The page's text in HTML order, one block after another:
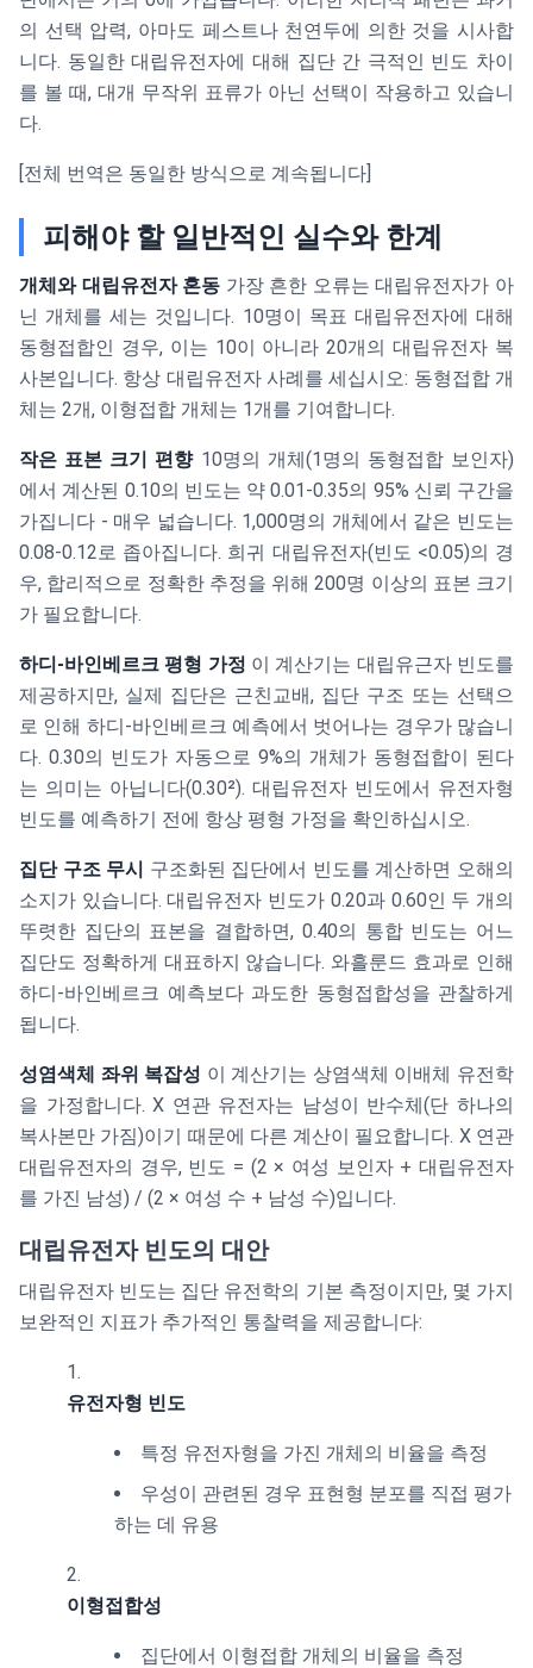
의 선택 압력, 아마도 페스트나 천연두에 의한 것을 시사합
니다. 동일한 대립유전자에 대해 집단 간 극적인 빈도 차이
를 볼 때, 대개 무작위 표류가 아닌 선택이 작용하고 있습니
다.
[전체 번역은 동일한 방식으로 계속됩니다]
피해야 할 일반적인 실수와 한계
개체와 대립유전자 혼동 가장 흔한 오류는 대립유전자가 아
닌 개체를 세는 것입니다. 10명이 목표 대립유전자에 대해
동형접합인 경우, 이는 10이 아니라 20개의 대립유전자 복
사본입니다. 항상 대립유전자 사례를 세십시오: 동형접합 개
체는 2개, 이형접합 개체는 1개를 기여합니다.
작은 표본 크기 편향10명의 개체(1명의 동형접합 보인자)
에서 계산된 0.10의 빈도는 약 0.01-0.35의 95% 신뢰 구간을
가집니다 - 매우 넓습니다. 1,000명의 개체에서 같은 빈도는
0.08-0.12로 좁아집니다. 희귀 대립유전자(빈도 <0.05)의 경
우, 합리적으로 정확한 추정을 위해 200명 이상의 표본 크기
가 필요합니다.
하디-바인베르크 평형 가정 이 계산기는 대립유근자 빈도를
제공하지만, 실제 집단은 근친교배, 집단 구조 또는 선택으
로 인해 하디-바인베르크 예측에서 벗어나는 경우가 많습니
다. 0.30의 빈도가 자동으로 9%의 개체가 동형접합이 된다
는 의미는 아닙니다(0.30²). 대립유전자 빈도에서 유전자형
빈도를 예측하기 전에 항상 평형 가정을 확인하십시오.
집단 구조 무시 구조화된 집단에서 빈도를 계산하면 오해의
소지가 있습니다. 대립유전자 빈도가 0.20과 0.60인 두 개의
뚜렷한 집단의 표본을 결합하면, 0.40의 통합 빈도는 어느
집단도 정확하게 대표하지 않습니다. 와흘룬드 효과로 인해
하디-바인베르크 예측보다 과도한 동형접합성을 관찰하게
됩니다.
성염색체 좌위 복잡성 이 계산기는 상염색체 이배체 유전학
을 가정합니다. X 연관 유전자는 남성이 반수체(단 하나의
복사본만 가짐)이기 때문에 다른 계산이 필요합니다. X 연관
대립유전자의 경우, 빈도 = (2 × 여성 보인자 + 대립유전자
를 가진 남성) / (2 × 여성 수 + 남성 수)입니다.
대립유전자 빈도의 대안
대립유전자 빈도는 집단 유전학의 기본 측정이지만, 몇 가지
보완적인 지표가 추가적인 통찰력을 제공합니다:
유전자형 빈도
특정 유전자형을 가진 개체의 비율을 측정
우성이 관련된 경우 표현형 분포를 직접 평가
하는 데 유용
이형접합성
집단에서 이형접합 개체의 비율을 측정